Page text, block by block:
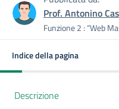
Prof. Antonino
Funzione 2 : “Web
Indice della pagina
Descrizione